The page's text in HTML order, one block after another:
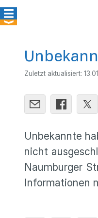
Zuletzt aktualisiert:
Unbekannte
nicht
Naumburger
Informationen